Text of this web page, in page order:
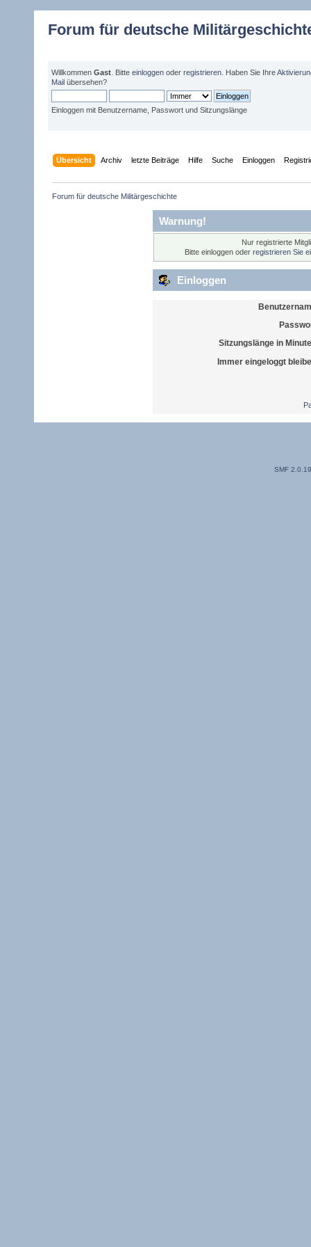
Forum für deutsche
Willkommen Gast . Bitte einloggen oder registrieren . Haben Sie Ihre
Mail übersehen?
Einloggen mit Benutzername, Passwort und Sitzungslänge
Übersicht Archiv letzte Beiträge Hilfe Suche Einloggen
Forum für deutsche Militärgeschichte
Warnung!
Nur registrierte
Bitte einloggen oder registrieren Sie
Einloggen
Sitzungslänge in
Immer eingeloggt
SMF 2.0.19